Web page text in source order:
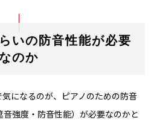
いの防音性能が必要
のか
になるのが、ピアノのための防音
強度・防音性能）が必要なのかと